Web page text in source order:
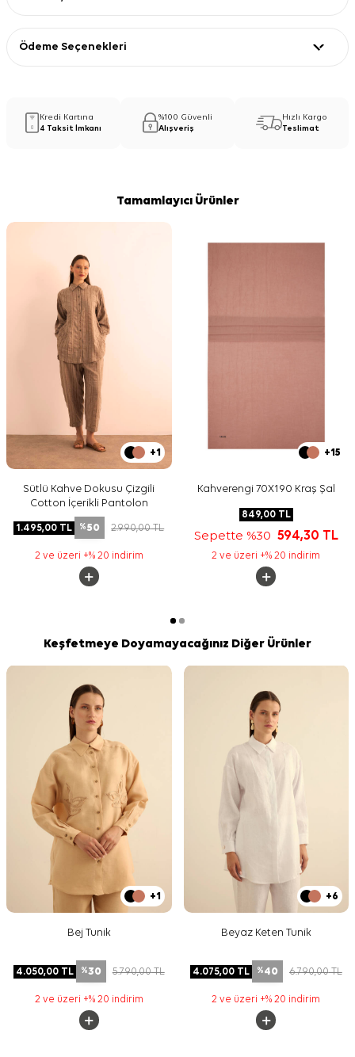
Ödeme Seçenekleri
Kredi Kartına
4 Taksit İmkanı
%100 Güvenli
Alışveriş
Hızlı Kargo
Teslimat
Tamamlayıcı Ürünler
+1
Sütlü Kahve Dokusu Çizgili
Cotton İçerikli Pantolon
1.495,00 TL %50 2.990,00TL
2 ve üzeri +% 20 indirim
+15
Kahverengi 70X190 Kraş Şal
849,00TL
Sepette %30 594,30 TL
2 ve üzeri +% 20 indirim
Keşfetmeye Doyamayacağınız Diğer Ürünler
+1
Bej Tunik
4.050,00TL %30 5.790,00TL
2 ve üzeri +% 20 indirim
+6
Beyaz Keten Tunik
4.075,00TL %40 6.790,00TL
2 ve üzeri +% 20 indirim